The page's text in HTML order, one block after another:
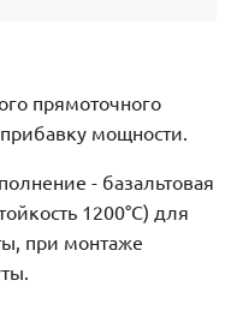
прямоточного
мощности.
- базальтовая
1200°C) для
при монтаже